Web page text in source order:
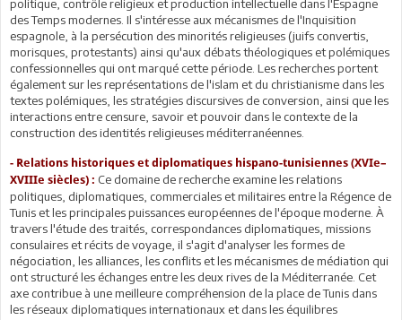
politique, contrôle religieux et production intellectuelle dans l'Espagne
des Temps modernes. Il s'intéresse aux mécanismes de l'Inquisition
espagnole, à la persécution des minorités religieuses (juifs convertis,
morisques, protestants) ainsi qu'aux débats théologiques et polémiques
confessionnelles qui ont marqué cette période. Les recherches portent
également sur les représentations de l'islam et du christianisme dans les
textes polémiques, les stratégies discursives de conversion, ainsi que les
interactions entre censure, savoir et pouvoir dans le contexte de la
construction des identités religieuses méditerranéennes.
- Relations historiques et diplomatiques hispano-tunisiennes (XVIe–
XVIIIe siècles) : Ce domaine de recherche examine les relations
politiques, diplomatiques, commerciales et militaires entre la Régence de
Tunis et les principales puissances européennes de l'époque moderne. À
travers l'étude des traités, correspondances diplomatiques, missions
consulaires et récits de voyage, il s'agit d'analyser les formes de
négociation, les alliances, les conflits et les mécanismes de médiation qui
ont structuré les échanges entre les deux rives de la Méditerranée. Cet
axe contribue à une meilleure compréhension de la place de Tunis dans
les réseaux diplomatiques internationaux et dans les équilibres